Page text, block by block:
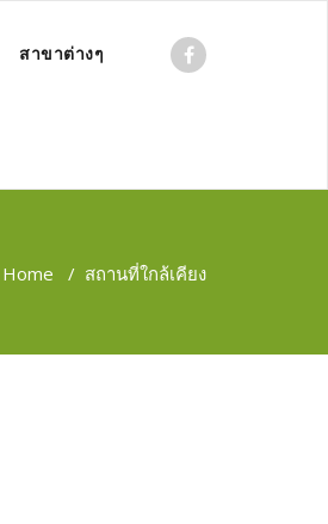
สาขาต่างๆ
Home / สถานที่ใกล้เคียง